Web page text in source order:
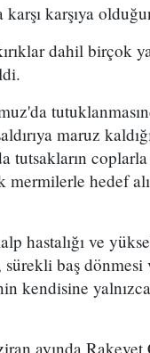
karşıya
dahil birçok
maruz
tutsakların
mermilerle hedef
hastalığı ve
sürekli baş
kendisine
ayında